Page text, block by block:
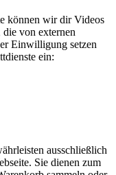
können wir dir Videos
die von externen
Einwilligung setzen
ein:
ausschließlich
Sie dienen zum